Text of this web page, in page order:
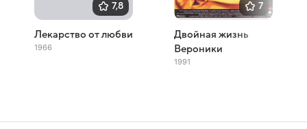
7,8
Лекарство от любви
1966
7
Двойная жизнь
Вероники
1991